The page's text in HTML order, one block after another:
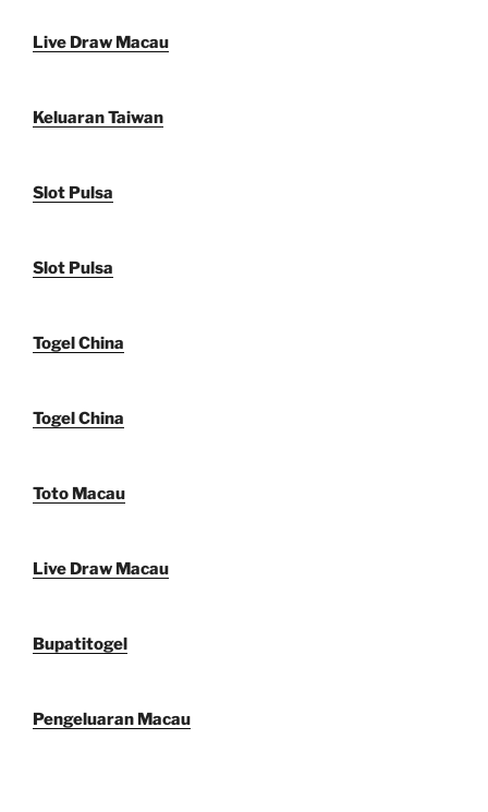
Live Draw Macau
Keluaran Taiwan
Slot Pulsa
Slot Pulsa
Togel China
Togel China
Toto Macau
Live Draw Macau
Bupatitogel
Pengeluaran Macau